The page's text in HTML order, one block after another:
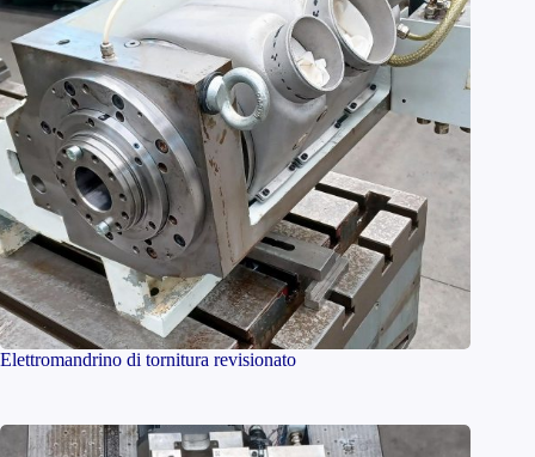
Elettromandrino di tornitura revisionato